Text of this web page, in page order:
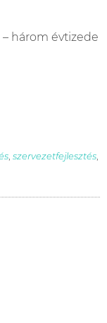
három évtizede
, szervezetfejlesztés,